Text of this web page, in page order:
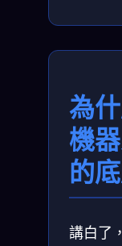
為
機
的
講白了